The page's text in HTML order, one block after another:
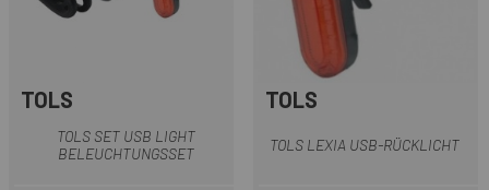
TOLS
TOLS SET USB LIGHT
BELEUCHTUNGSSET
TOLS
TOLS LEXIA USB-RÜCKLICHT